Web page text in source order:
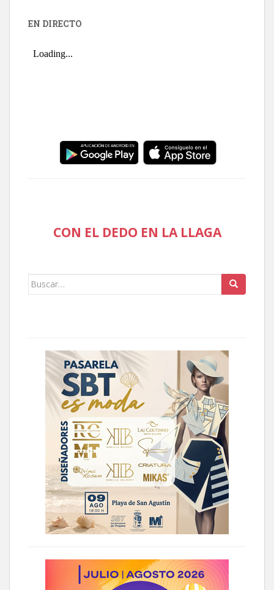
EN DIRECTO
CON EL DEDO EN LA LLAGA
Buscar: